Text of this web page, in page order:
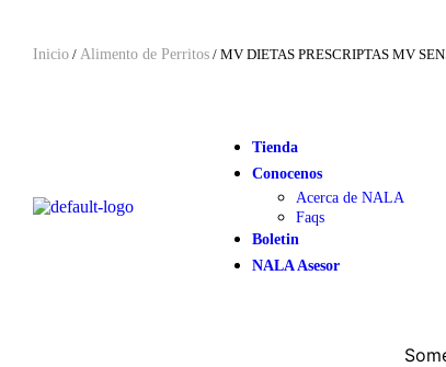
Tienda
Conocenos
Acerca de NALA
Faqs
Boletin
NALA Asesor
Inicio / Alimento de Perritos / MV DIETAS PRESCRIPTAS MV